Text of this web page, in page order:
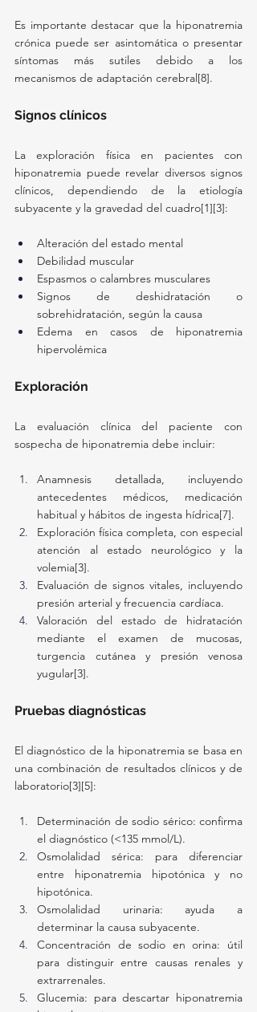
Es importante destacar que la hiponatremia
crónica puede ser asintomática o presentar
síntomas más sutiles debido a los
mecanismos de adaptación cerebral[8].
Signos clínicos
La exploración física en pacientes con
hiponatremia puede revelar diversos signos
clínicos, dependiendo de la etiología
subyacente y la gravedad del cuadro[1][3]:
Alteración del estado mental
Debilidad muscular
Espasmos o calambres musculares
Signos de deshidratación o
sobrehidratación, según la causa
Edema en casos de hiponatremia
hipervolémica
Exploración
La evaluación clínica del paciente con
sospecha de hiponatremia debe incluir:
Anamnesis detallada, incluyendo
antecedentes médicos, medicación
habitual y hábitos de ingesta hídrica[7].
Exploración física completa, con especial
atención al estado neurológico y la
volemia[3].
Evaluación de signos vitales, incluyendo
presión arterial y frecuencia cardíaca.
Valoración del estado de hidratación
mediante el examen de mucosas,
turgencia cutánea y presión venosa
yugular[3].
Pruebas diagnósticas
El diagnóstico de la hiponatremia se basa en
una combinación de resultados clínicos y de
laboratorio[3][5]:
Determinación de sodio sérico: confirma
el diagnóstico (<135 mmol/L).
Osmolalidad sérica: para diferenciar
entre hiponatremia hipotónica y no
hipotónica.
Osmolalidad urinaria: ayuda a
determinar la causa subyacente.
Concentración de sodio en orina: útil
para distinguir entre causas renales y
extrarrenales.
Glucemia: para descartar hiponatremia